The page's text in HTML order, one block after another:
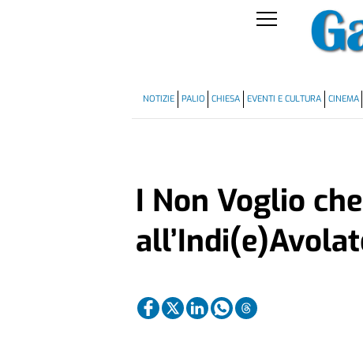
NOTIZIE PALIO CHIESA EVENTI E CULTURA CINEMA
I Non Voglio